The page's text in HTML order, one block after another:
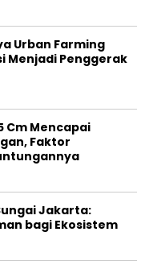
Urban Farming
Menjadi Penggerak
Cm Mencapai
Faktor
Jakarta:
bagi Ekosistem